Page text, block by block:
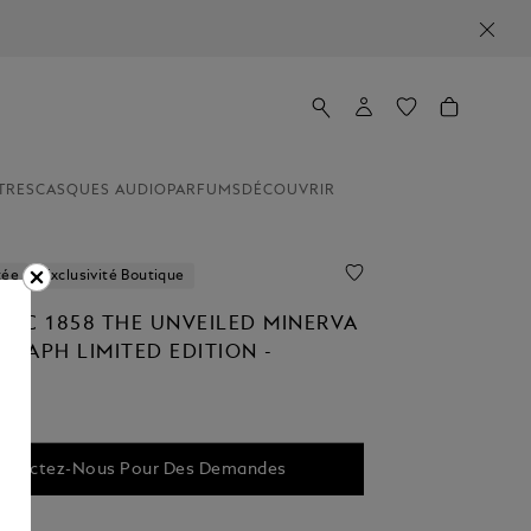
CASQUES AUDIO PARFUMS DÉCOUVRIR
Exclusivité Boutique
1858 THE UNVEILED MINERVA
LIMITED EDITION -
Nous Pour Des Demandes